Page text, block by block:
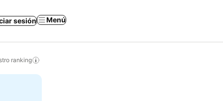
sesión Menú
ranking